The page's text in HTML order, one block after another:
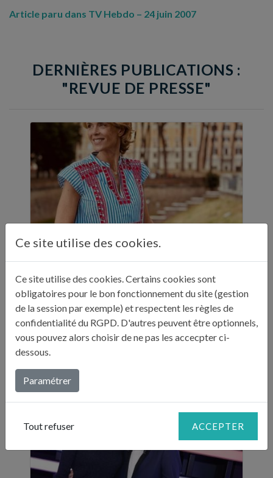
Article paru dans TV Hebdo – 24 juin 2007
DERNIÈRES PUBLICATIONS :
"REVUE DE PRESSE"
"Sur ses réseaux, Julie Andrieu nous emmène
en Italie pendant cinq semaines à la
découverte de différentes villes. Entre
adresses culturelles, musées, ...
Ce site utilise des cookies.
Ce site utilise des cookies. Certains cookies sont
obligatoires pour le bon fonctionnement du site (gestion
de la session par exemple) et respectent les règles de
confidentialité du RGPD. D'autres peuvent être optionnels,
vous pouvez alors choisir de ne pas les accecpter ci-
dessous.
Paramétrer
Tout refuser ACCEPTER